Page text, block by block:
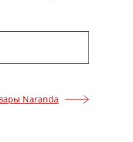
Naranda